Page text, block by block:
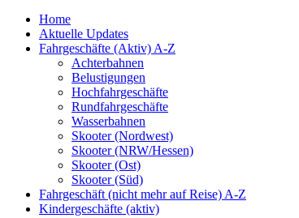
Home
Aktuelle Updates
Fahrgeschäfte (Aktiv) A-Z
Achterbahnen
Belustigungen
Hochfahrgeschäfte
Rundfahrgeschäfte
Wasserbahnen
Skooter (Nordwest)
Skooter (NRW/Hessen)
Skooter (Ost)
Skooter (Süd)
Fahrgeschäft (nicht mehr auf Reise) A-Z
Kindergeschäfte (aktiv)